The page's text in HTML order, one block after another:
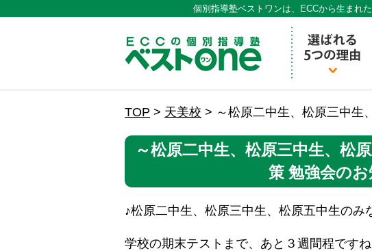
個別指導塾ベストワンは、ECCから生まれ
ECCの個別指導
TOP > 天美校 > ～松原二中生、松原三中生
～松原二中生、松原三中生、松
策 勉強会のお
♪松原二中生、松原三中生、松原五中生のみ
学校の期末テストまで、あと３週間程ですね